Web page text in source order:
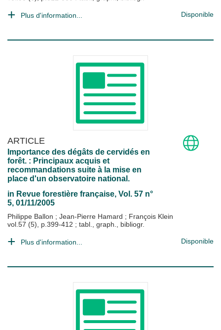
Plus d'information... Disponible
ARTICLE
Importance des dégâts de cervidés en
forêt. : Principaux acquis et
recommandations suite à la mise en
place d'un observatoire national.
in Revue forestière française, Vol. 57 n°
5, 01/11/2005
Philippe Ballon ; Jean-Pierre Hamard ; François Klein
vol.57 (5), p.399-412 ; tabl., graph., bibliogr.
Plus d'information... Disponible